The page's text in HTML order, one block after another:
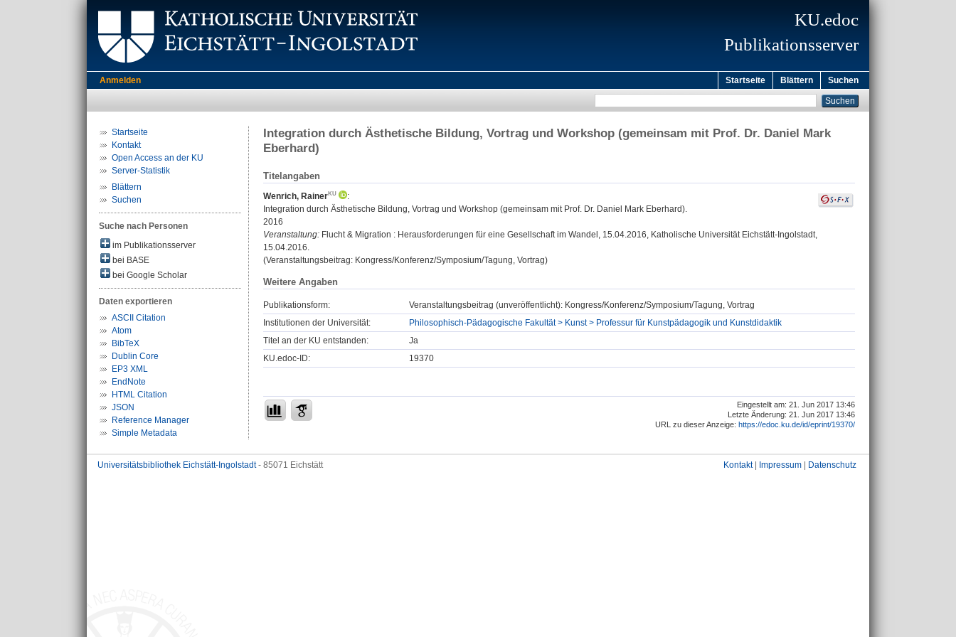
KU.edoc
Publikationsserver
Anmelden Startseite Blättern Suchen
Startseite
Kontakt
Open Access an der KU
Server-Statistik
Blättern
Suchen
Suche nach Personen
im Publikationsserver
bei BASE
bei Google Scholar
Daten exportieren
ASCII Citation
Atom
BibTeX
Dublin Core
EP3 XML
EndNote
HTML Citation
JSON
Reference Manager
Simple Metadata
Integration durch Ästhetische Bildung, Vortrag und Workshop (gemeinsam mit Prof. Dr. Daniel Mark
Eberhard)
Titelangaben
Wenrich, Rainer
:
Integration durch Ästhetische Bildung, Vortrag und Workshop (gemeinsam mit Prof. Dr. Daniel Mark Eberhard).
2016
Veranstaltung: Flucht & Migration : Herausforderungen für eine Gesellschaft im Wandel, 15.04.2016, Katholische Universität Eichstätt-Ingolstadt,
15.04.2016.
(Veranstaltungsbeitrag: Kongress/Konferenz/Symposium/Tagung, Vortrag)
Weitere Angaben
Publikationsform:
Veranstaltungsbeitrag (unveröffentlicht): Kongress/Konferenz/Symposium/Tagung, Vortrag
Institutionen der Universität:
Philosophisch-Pädagogische Fakultät > Kunst > Professur für Kunstpädagogik und Kunstdidaktik
Titel an der KU entstanden:
Ja
KU.edoc-ID:
19370
Eingestellt am: 21. Jun 2017 13:46
Letzte Änderung: 21. Jun 2017 13:46
URL zu dieser Anzeige: https://edoc.ku.de/id/eprint/19370/
Universitätsbibliothek Eichstätt-Ingolstadt- 85071 Eichstätt Kontakt| Impressum Datenschutz